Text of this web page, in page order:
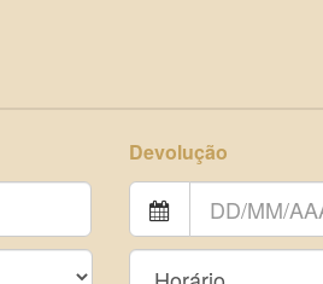
Devolução